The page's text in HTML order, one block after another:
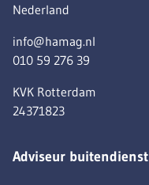
Nederland
info@hamag.nl
010 59 276 39
KVK Rotterdam
24371823
Adviseur buitendienst